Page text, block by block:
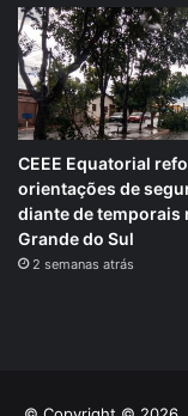
CEEE Equatorial
orientações de
diante de temporais
Grande do Sul
2 semanas atrás